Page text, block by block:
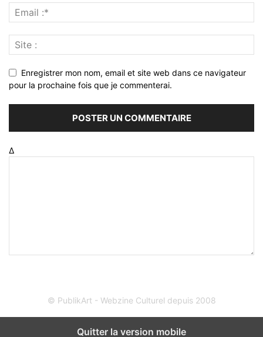
Enregistrer mon nom, email et site web dans ce navigateur
pour la prochaine fois que je commenterai.
Δ
© PublikArt - Webzine Culturel depuis 2008
Quitter la version mobile